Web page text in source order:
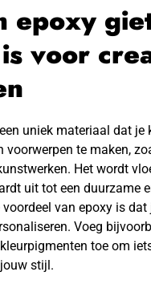
epoxy
voor
uniek materiaal dat je
voorwerpen te maken,
Het wordt
uit tot een duurzame
van epoxy is dat
Voeg
toe om
stijl.